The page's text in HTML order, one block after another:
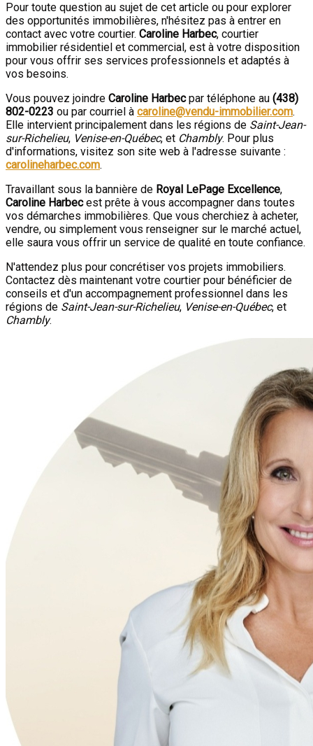
Pour toute question au sujet de cet article ou pour explorer
des opportunités immobilières, n'hésitez pas à entrer en
contact avec votre courtier. Caroline Harbec, courtier
immobilier résidentiel et commercial, est à votre disposition
pour vous offrir ses services professionnels et adaptés à
vos besoins.
Vous pouvez joindre Caroline Harbecpar téléphone au (438)
802-0223 ou par courriel à caroline@vendu-immobilier.com.
Elle intervient principalement dans les régions de Saint-Jean-
sur-Richelieu, Venise-en-Québec, et Chambly. Pour plus
d'informations, visitez son site web à l'adresse suivante :
carolineharbec.com.
Travaillant sous la bannière de Royal LePage Excellence,
Caroline Harbecest prête à vous accompagner dans toutes
vos démarches immobilières. Que vous cherchiez à acheter,
vendre, ou simplement vous renseigner sur le marché actuel,
elle saura vous offrir un service de qualité en toute confiance.
N'attendez plus pour concrétiser vos projets immobiliers.
Contactez dès maintenant votre courtier pour bénéficier de
conseils et d'un accompagnement professionnel dans les
régions de Saint-Jean-sur-Richelieu, Venise-en-Québec, et
Chambly.